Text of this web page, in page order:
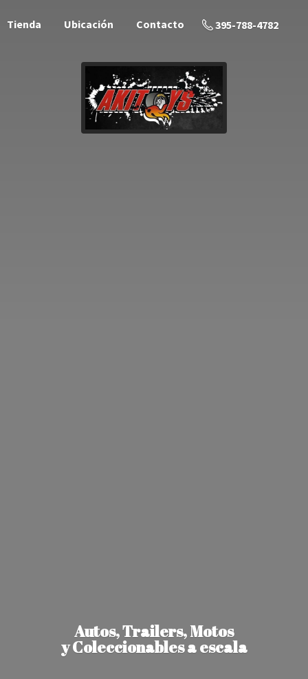
Tienda Ubicación Contacto 395-788-4782
Autos, Trailers, Motos
y Coleccionablesa escala